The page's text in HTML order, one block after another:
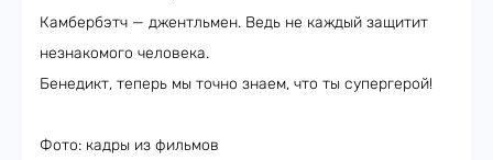
Камбербэтч — джентльмен. Ведь не каждый защитит
незнакомого человека.
Бенедикт, теперь мы точно знаем, что ты супергерой!
Фото: кадры из фильмов